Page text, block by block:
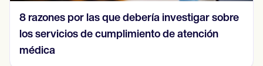
8 razones por las que debería investigar sobre
los servicios de cumplimiento de atención
médica